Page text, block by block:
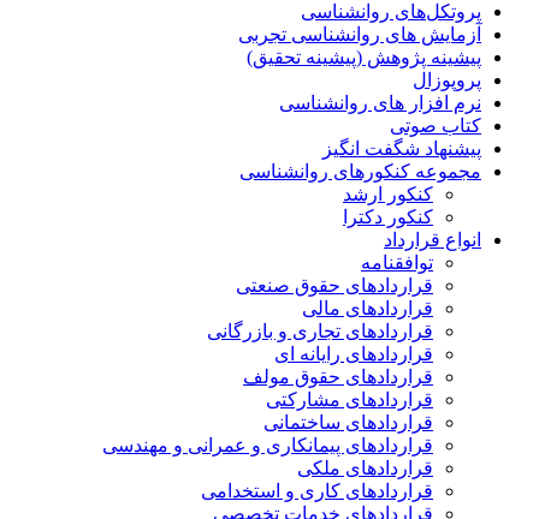
پروتکل‌های روانشناسی
آزمایش های روانشناسی تجربی
پیشینه پژوهش (پیشینه تحقیق)
پروپوزال
نرم افزار های روانشناسی
کتاب صوتی
پیشنهاد شگفت انگیز
مجموعه کنکورهای روانشناسی
کنکور ارشد
کنکور دکترا
انواع قرارداد
توافقنامه
قراردادهای حقوق صنعتی
قراردادهای مالی
قراردادهای تجاری و بازرگانی
قراردادهای رایانه ای
قراردادهای حقوق مولف
قراردادهای مشارکتی
قراردادهای ساختمانی
قراردادهای پیمانکاری و عمرانی و مهندسی
قراردادهای ملکی
قراردادهای کاری و استخدامی
قراردادهای خدمات تخصصی